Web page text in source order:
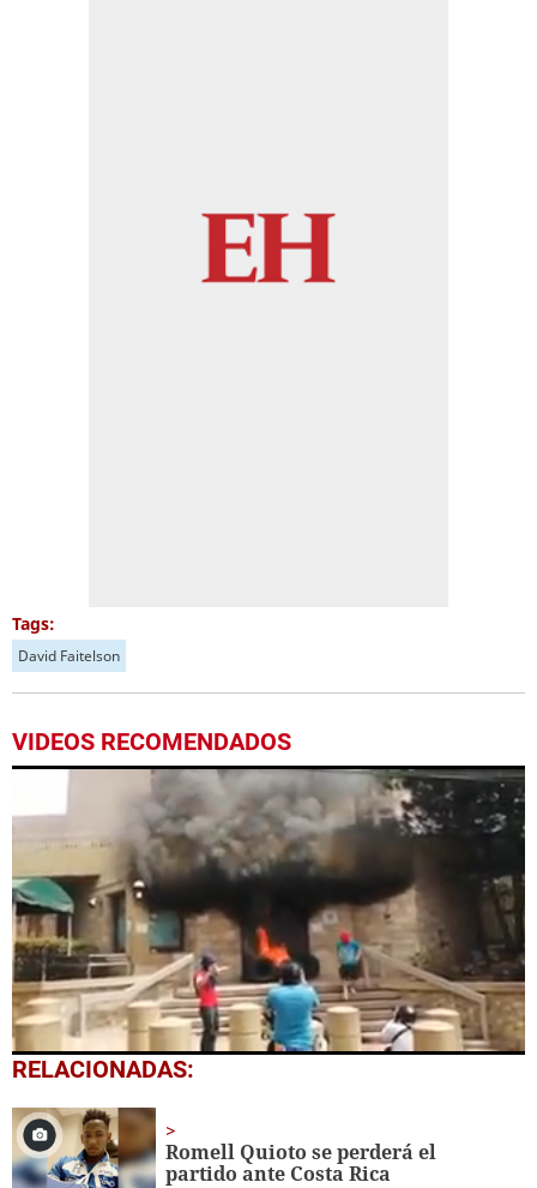
Tags:
David Faitelson
VIDEOS RECOMENDADOS
0
seconds
38
seconds
RELACIONADAS:
Romell Quioto se perderá el
partido ante Costa Rica